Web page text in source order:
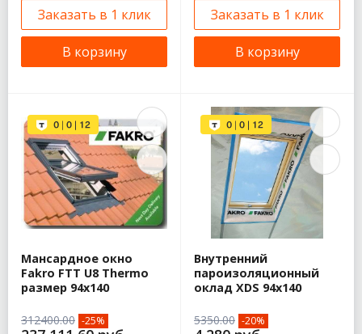
Заказать в 1 клик
В корзину
Заказать в 1 клик
В корзину
Мансардное окно
Fakro FTT U8 Thermo
размер 94х140
312400.00 -25%
Внутренний
пароизоляционный
оклад XDS 94х140
5350.00 -20%